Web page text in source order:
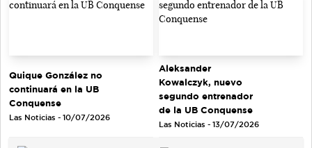
Quique González no
continuará en la UB
Conquense
Las Noticias - 10/07/2026
Aleksander
Kowalczyk, nuevo
segundo entrenador
de la UB Conquense
Las Noticias - 13/07/2026